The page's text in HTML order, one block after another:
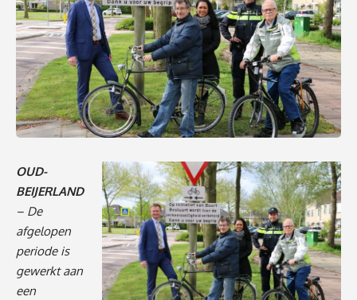
OUD-
BEIJERLAND
– De
afgelopen
periode is
gewerkt aan
een